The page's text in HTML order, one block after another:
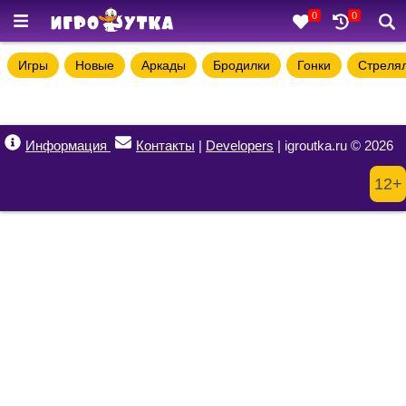
0 0
Игры Новые Аркады Бродилки Гонки
Информация Контакты | Developers | igroutka.ru © 2026
12+